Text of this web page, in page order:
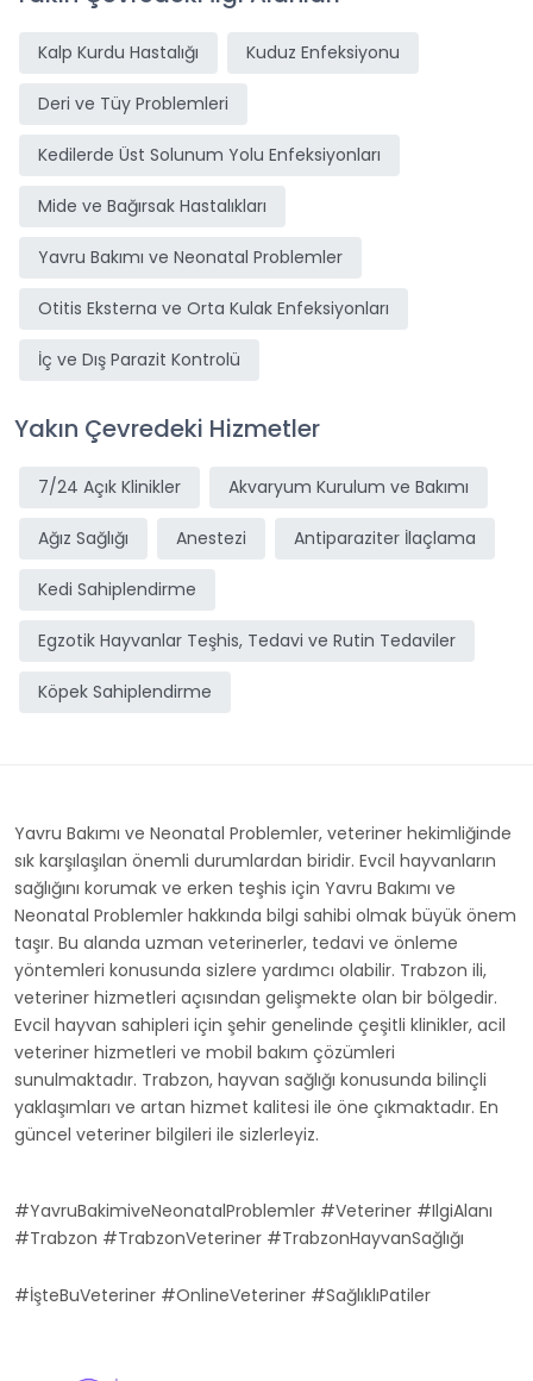
Kalp Kurdu Hastalığı Kuduz Enfeksiyonu
Deri ve Tüy Problemleri
Kedilerde Üst Solunum Yolu Enfeksiyonları
Mide ve Bağırsak Hastalıkları
Yavru Bakımı ve Neonatal Problemler
Otitis Eksterna ve Orta Kulak Enfeksiyonları
İç ve Dış Parazit Kontrolü
Yakın Çevredeki Hizmetler
7/24 Açık Klinikler Akvaryum Kurulum ve Bakımı
Ağız Sağlığı Anestezi Antiparaziter İlaçlama
Kedi Sahiplendirme
Egzotik Hayvanlar Teşhis, Tedavi ve Rutin Tedaviler
Köpek Sahiplendirme
Yavru Bakımı ve Neonatal Problemler, veteriner hekimliğinde
sık karşılaşılan önemli durumlardan biridir. Evcil hayvanların
sağlığını korumak ve erken teşhis için Yavru Bakımı ve
Neonatal Problemler hakkında bilgi sahibi olmak büyük önem
taşır. Bu alanda uzman veterinerler, tedavi ve önleme
yöntemleri konusunda sizlere yardımcı olabilir. Trabzon ili,
veteriner hizmetleri açısından gelişmekte olan bir bölgedir.
Evcil hayvan sahipleri için şehir genelinde çeşitli klinikler, acil
veteriner hizmetleri ve mobil bakım çözümleri
sunulmaktadır. Trabzon, hayvan sağlığı konusunda bilinçli
yaklaşımları ve artan hizmet kalitesi ile öne çıkmaktadır. En
güncel veteriner bilgileri ile sizlerleyiz.
#YavruBakimiveNeonatalProblemler #Veteriner #IlgiAlanı
#Trabzon #TrabzonVeteriner #TrabzonHayvanSağlığı
#İşteBuVeteriner #OnlineVeteriner #SağlıklıPatiler